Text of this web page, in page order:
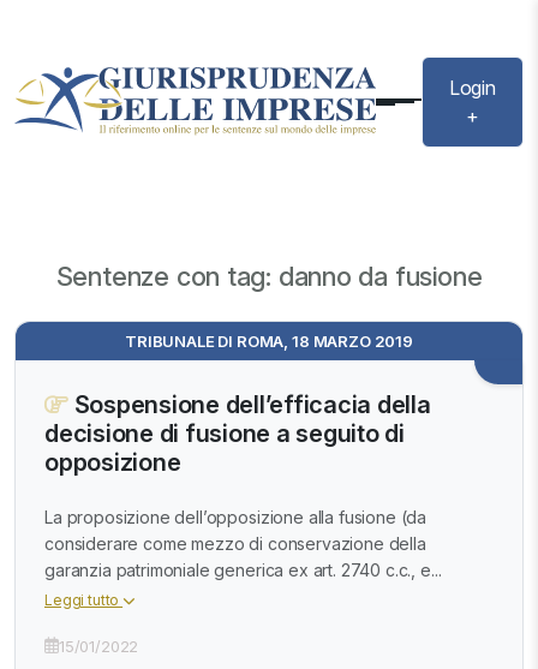
Login
+
Sentenze con tag: danno da fusione
TRIBUNALE DI ROMA, 18 MARZO 2019
Sospensione dell’efficacia della
decisione di fusione a seguito di
opposizione
La proposizione dell’opposizione alla fusione (da
considerare come mezzo di conservazione della
garanzia patrimoniale generica ex art. 2740 c.c., e...
Leggi tutto
15/01/2022